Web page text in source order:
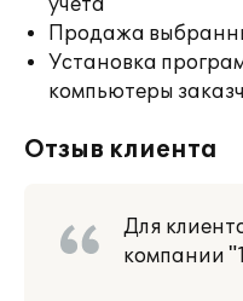
учета
Продажа
Установка
компьютеры
Отзыв клиента
Для
компании